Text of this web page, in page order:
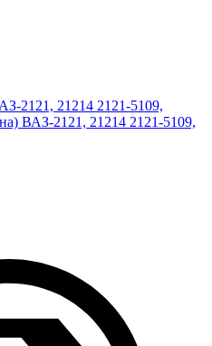
2121, 21214 2121-5109,
ВАЗ-2121, 21214 2121-5109,